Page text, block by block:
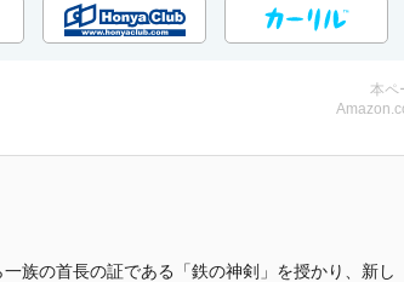
本ペ
族の首長の証である「鉄の神剣」を授かり、新し